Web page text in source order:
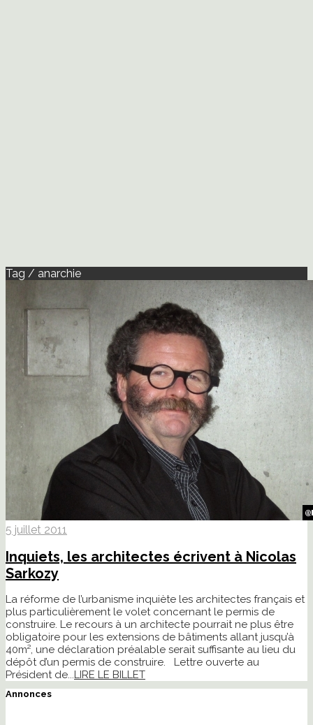
Tag / anarchie
5 juillet 2011
Inquiets, les architectes écrivent à Nicolas
Sarkozy
La réforme de l’urbanisme inquiète les architectes français et
plus particulièrement le volet concernant le permis de
construire. Le recours à un architecte pourrait ne plus être
obligatoire pour les extensions de bâtiments allant jusqu’à
40m², une déclaration préalable serait suffisante au lieu du
dépôt d’un permis de construire. Lettre ouverte au
Président de...LIRE LE BILLET
Annonces